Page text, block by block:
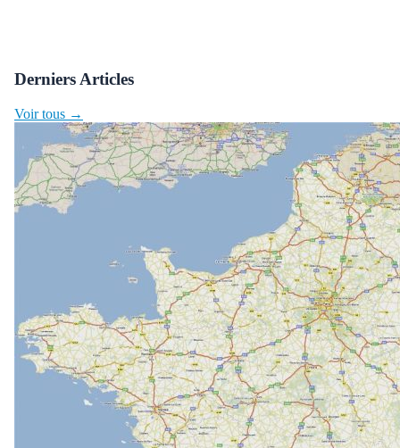
Derniers Articles
Voir tous →